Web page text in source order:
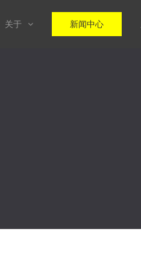
关于 新闻中心